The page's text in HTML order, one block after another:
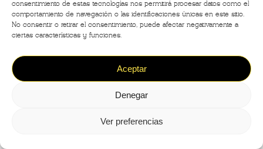
consentimiento de estas tecnologías nos permitirá procesar datos como el
comportamiento de navegación o las identificaciones únicas en este sitio.
No consentir o retirar el consentimiento, puede afectar negativamente a
ciertas características y funciones.
Aceptar
Denegar
Ver preferencias
mucho más antiguas, de personajes
ilustres de Milán.
Entre mis preferidas, la que honra al
fundador de Campari
representado una gigantesca